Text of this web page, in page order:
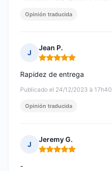
Opinión traducida
J
Jean P.
Nota: 5 de 5
Publicado el 24/12/2023 à 17h40
Rapidez de entrega
Opinión traducida
J
Jeremy G.
Nota: 5 de 5
-